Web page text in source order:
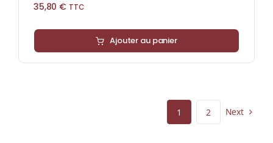
35,80 € TTC
Ajouter au panier
1 2 Next